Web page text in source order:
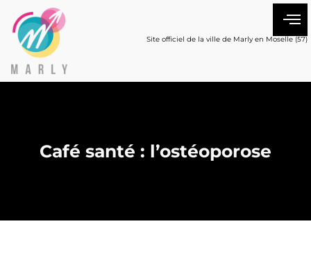
Site officiel de la ville de Marly en Moselle (57)
Café santé : l’ostéoporose